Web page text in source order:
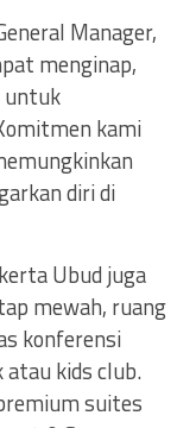
Manager,
menginap,
untuk
kami
diri di
Ubud juga
mewah, ruang
konferensi
atau kids club.
suites